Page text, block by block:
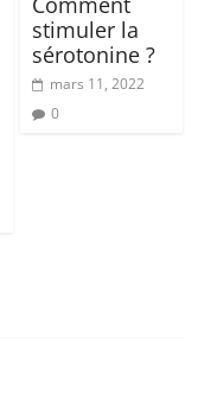
stimuler la
sérotonine ?
mars 11, 2022
0